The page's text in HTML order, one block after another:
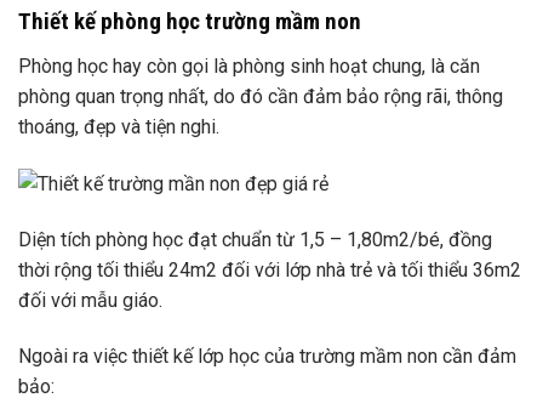
Thiết kế phòng học trường mầm non
Phòng học hay còn gọi là phòng sinh hoạt chung, là căn
phòng quan trọng nhất, do đó cần đảm bảo rộng rãi, thông
thoáng, đẹp và tiện nghi.
Diện tích phòng học đạt chuẩn từ 1,5 – 1,80m2/bé, đồng
thời rộng tối thiểu 24m2 đối với lớp nhà trẻ và tối thiểu 36m2
đối với mẫu giáo.
Ngoài ra việc thiết kế lớp học của trường mầm non cần đảm
bảo: